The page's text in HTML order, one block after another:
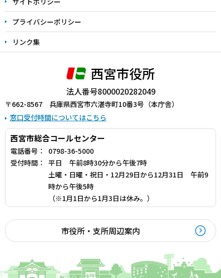
プライバシーポリシー
リンク集
西宮市役所
法人番号8000020282049
〒662-8567 兵庫県西宮市六湛寺町10番3号（本庁舎）
窓口受付時間についてはこちら
西宮市総合コールセンター
電話番号：
0798-36-5000
受付時間：
平日 午前8時30分から午後7時
土曜・日曜・祝日・12月29日から12月31日 午前9
時から午後5時
（※1月1日から1月3日は休み。）
市役所・支所周辺案内